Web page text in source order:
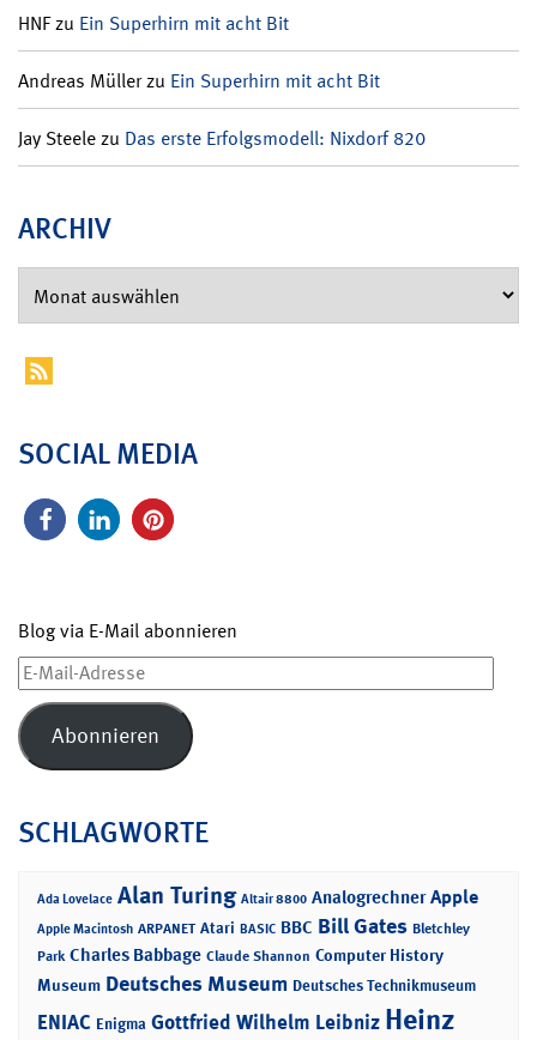
HNFzu Ein Superhirn mit acht Bit
Andreas Müllerzu Ein Superhirn mit acht Bit
Jay Steelezu Das erste Erfolgsmodell: Nixdorf 820
ARCHIV
SOCIAL MEDIA
Blog via E-Mail abonnieren
E-
Mail-
Adresse
Abonnieren
SCHLAGWORTE
Ada Lovelace Alan Turing Altair 8800 Analogrechner Apple
Apple Macintosh ARPANET Atari BASIC BBC Bill Gates Bletchley
Park Charles Babbage Claude Shannon Computer History
Museum Deutsches Museum Deutsches Technikmuseum
ENIAC Enigma Gottfried Wilhelm Leibniz Heinz